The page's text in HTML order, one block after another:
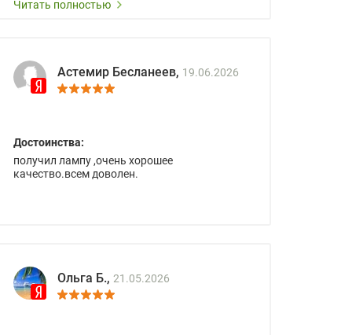
Читать полностью
Астемир Бесланеев, 19.06.2026
Достоинства:
получил лампу ,очень хорошее
качество.всем доволен.
Ольга Б., 21.05.2026